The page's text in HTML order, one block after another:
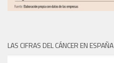
LAS CIFRAS DEL CÁNCER EN ESPAÑA